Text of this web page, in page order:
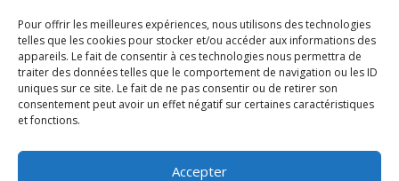
Pour offrir les meilleures expériences, nous utilisons des technologies
telles que les cookies pour stocker et/ou accéder aux informations des
appareils. Le fait de consentir à ces technologies nous permettra de
traiter des données telles que le comportement de navigation ou les ID
uniques sur ce site. Le fait de ne pas consentir ou de retirer son
consentement peut avoir un effet négatif sur certaines caractéristiques
et fonctions.
Accepter
Statuts
Règlement intérieur
Mentions légales
Liens utiles